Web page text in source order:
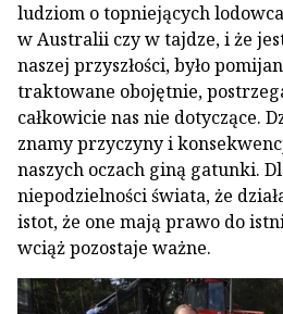
ludziom o topniejących
w Australii czy w tajdze, i że
naszej przyszłości, było
traktowane obojętnie,
całkowicie nas nie dotyczące.
znamy przyczyny i
naszych oczach giną gatunki.
niepodzielności świata, że
istot, że one mają prawo do
wciąż pozostaje ważne.